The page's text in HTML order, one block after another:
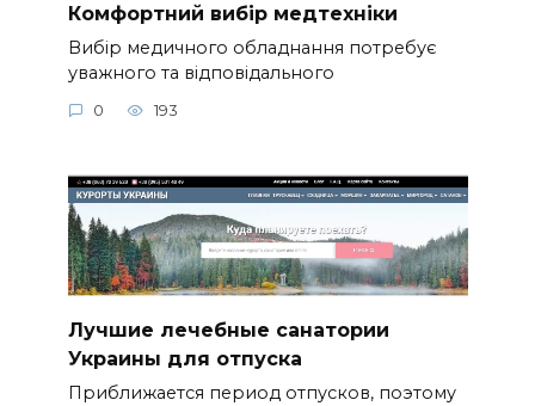
Комфортний вибір медтехніки
Вибір медичного обладнання потребує
уважного та відповідального
0 193
Лучшие лечебные санатории
Украины для отпуска
Приближается период отпусков, поэтому